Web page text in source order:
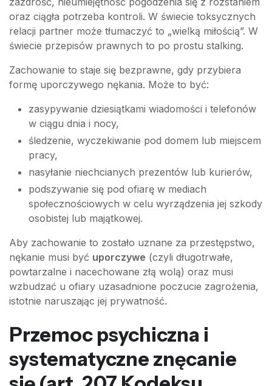
oraz ciągła potrzeba kontroli. W świecie toksycznych
relacji partner może tłumaczyć to „wielką miłością”. W
świecie przepisów prawnych to po prostu stalking.
Zachowanie to staje się bezprawne, gdy przybiera
formę uporczywego nękania. Może to być:
zasypywanie dziesiątkami wiadomości i telefonów
w ciągu dnia i nocy,
śledzenie, wyczekiwanie pod domem lub miejscem
pracy,
nasyłanie niechcianych prezentów lub kurierów,
podszywanie się pod ofiarę w mediach
społecznościowych w celu wyrządzenia jej szkody
osobistej lub majątkowej.
Aby zachowanie to zostało uznane za przestępstwo,
nękanie musi być uporczywe (czyli długotrwałe,
powtarzalne i nacechowane złą wolą) oraz musi
wzbudzać u ofiary uzasadnione poczucie zagrożenia,
istotnie naruszając jej prywatność.
Przemoc psychiczna i
systematyczne znęcanie